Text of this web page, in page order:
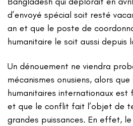
d’envoyé spécial soit resté
an et que le poste de
humanitaire le soit aussi depuis
Un dénouement ne viendra
mécanismes onusiens, alors
humanitaires internationaux
et que le conflit fait l’objet de
grandes puissances. En effet,